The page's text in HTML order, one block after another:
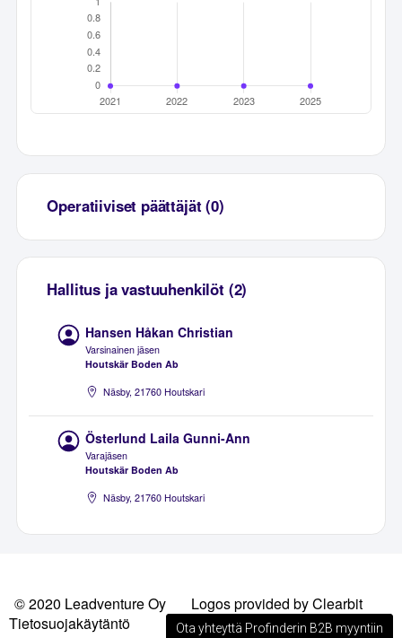
Operatiiviset päättäjät (0)
Hallitus ja vastuuhenkilöt (2)
Hansen Håkan Christian
Varsinainen jäsen
Houtskär Boden Ab
Näsby, 21760 Houtskari
Österlund Laila Gunni-Ann
Varajäsen
Houtskär Boden Ab
Näsby, 21760 Houtskari
© 2020 Leadventure Oy
Logos provided by Clearbit
Tietosuojakäytäntö
Ota yhteyttä Profinderin B2B myyntiin